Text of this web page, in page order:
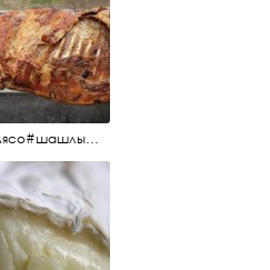
#мясо#шашлык#шашлыкмашлык #пальчикиоближешь